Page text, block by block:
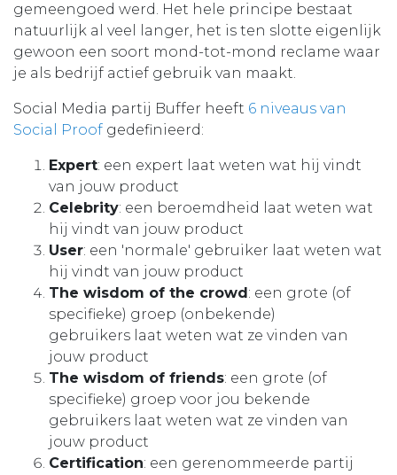
gemeengoed werd. Het hele principe bestaat
natuurlijk al veel langer, het is ten slotte eigenlijk
gewoon een soort mond-tot-mond reclame waar
je als bedrijf actief gebruik van maakt.
Social Media partij Buffer heeft 6 niveaus van
Social Proof gedefinieerd:
Expert: een expert laat weten wat hij vindt
van jouw product
Celebrity: een beroemdheid laat weten wat
hij vindt van jouw product
User: een 'normale' gebruiker laat weten wat
hij vindt van jouw product
The wisdom of the crowd : een grote (of
specifieke) groep (onbekende)
gebruikers laat weten wat ze vinden van
jouw product
The wisdom of friends: een grote (of
specifieke) groep voor jou bekende
gebruikers laat weten wat ze vinden van
jouw product
Certification: een gerenommeerde partij